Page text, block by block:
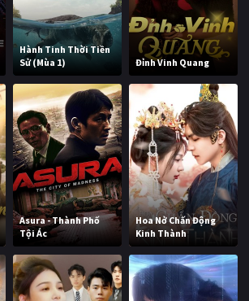
Hành Tinh Thời Tiền
Sử (Mùa 1)
Đỉnh Vinh Quang
Asura - Thành Phố
Tội Ác
Hoa Nở Chấn Động
Kinh Thành